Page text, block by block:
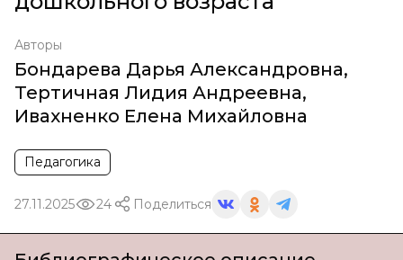
Авторы
Бондарева Дарья Александровна,
Тертичная Лидия Андреевна,
Ивахненко Елена Михайловна
Педагогика
27.11.2025 24 Поделиться